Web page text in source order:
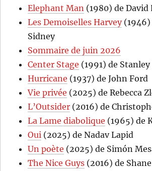
Elephant Man (1980) de David
Les Demoiselles Harvey(1946)
Sidney
Sommaire de juin 2026
Center Stage (1991) de
Hurricane (1937) de John Ford
Vie privée (2025) de Rebecca
L’Outsider (2016) de
La Lame diabolique (1965) de
Oui (2025) de Nadav Lapid
Un poète (2025) de Simón
The Nice Guys (2016) de